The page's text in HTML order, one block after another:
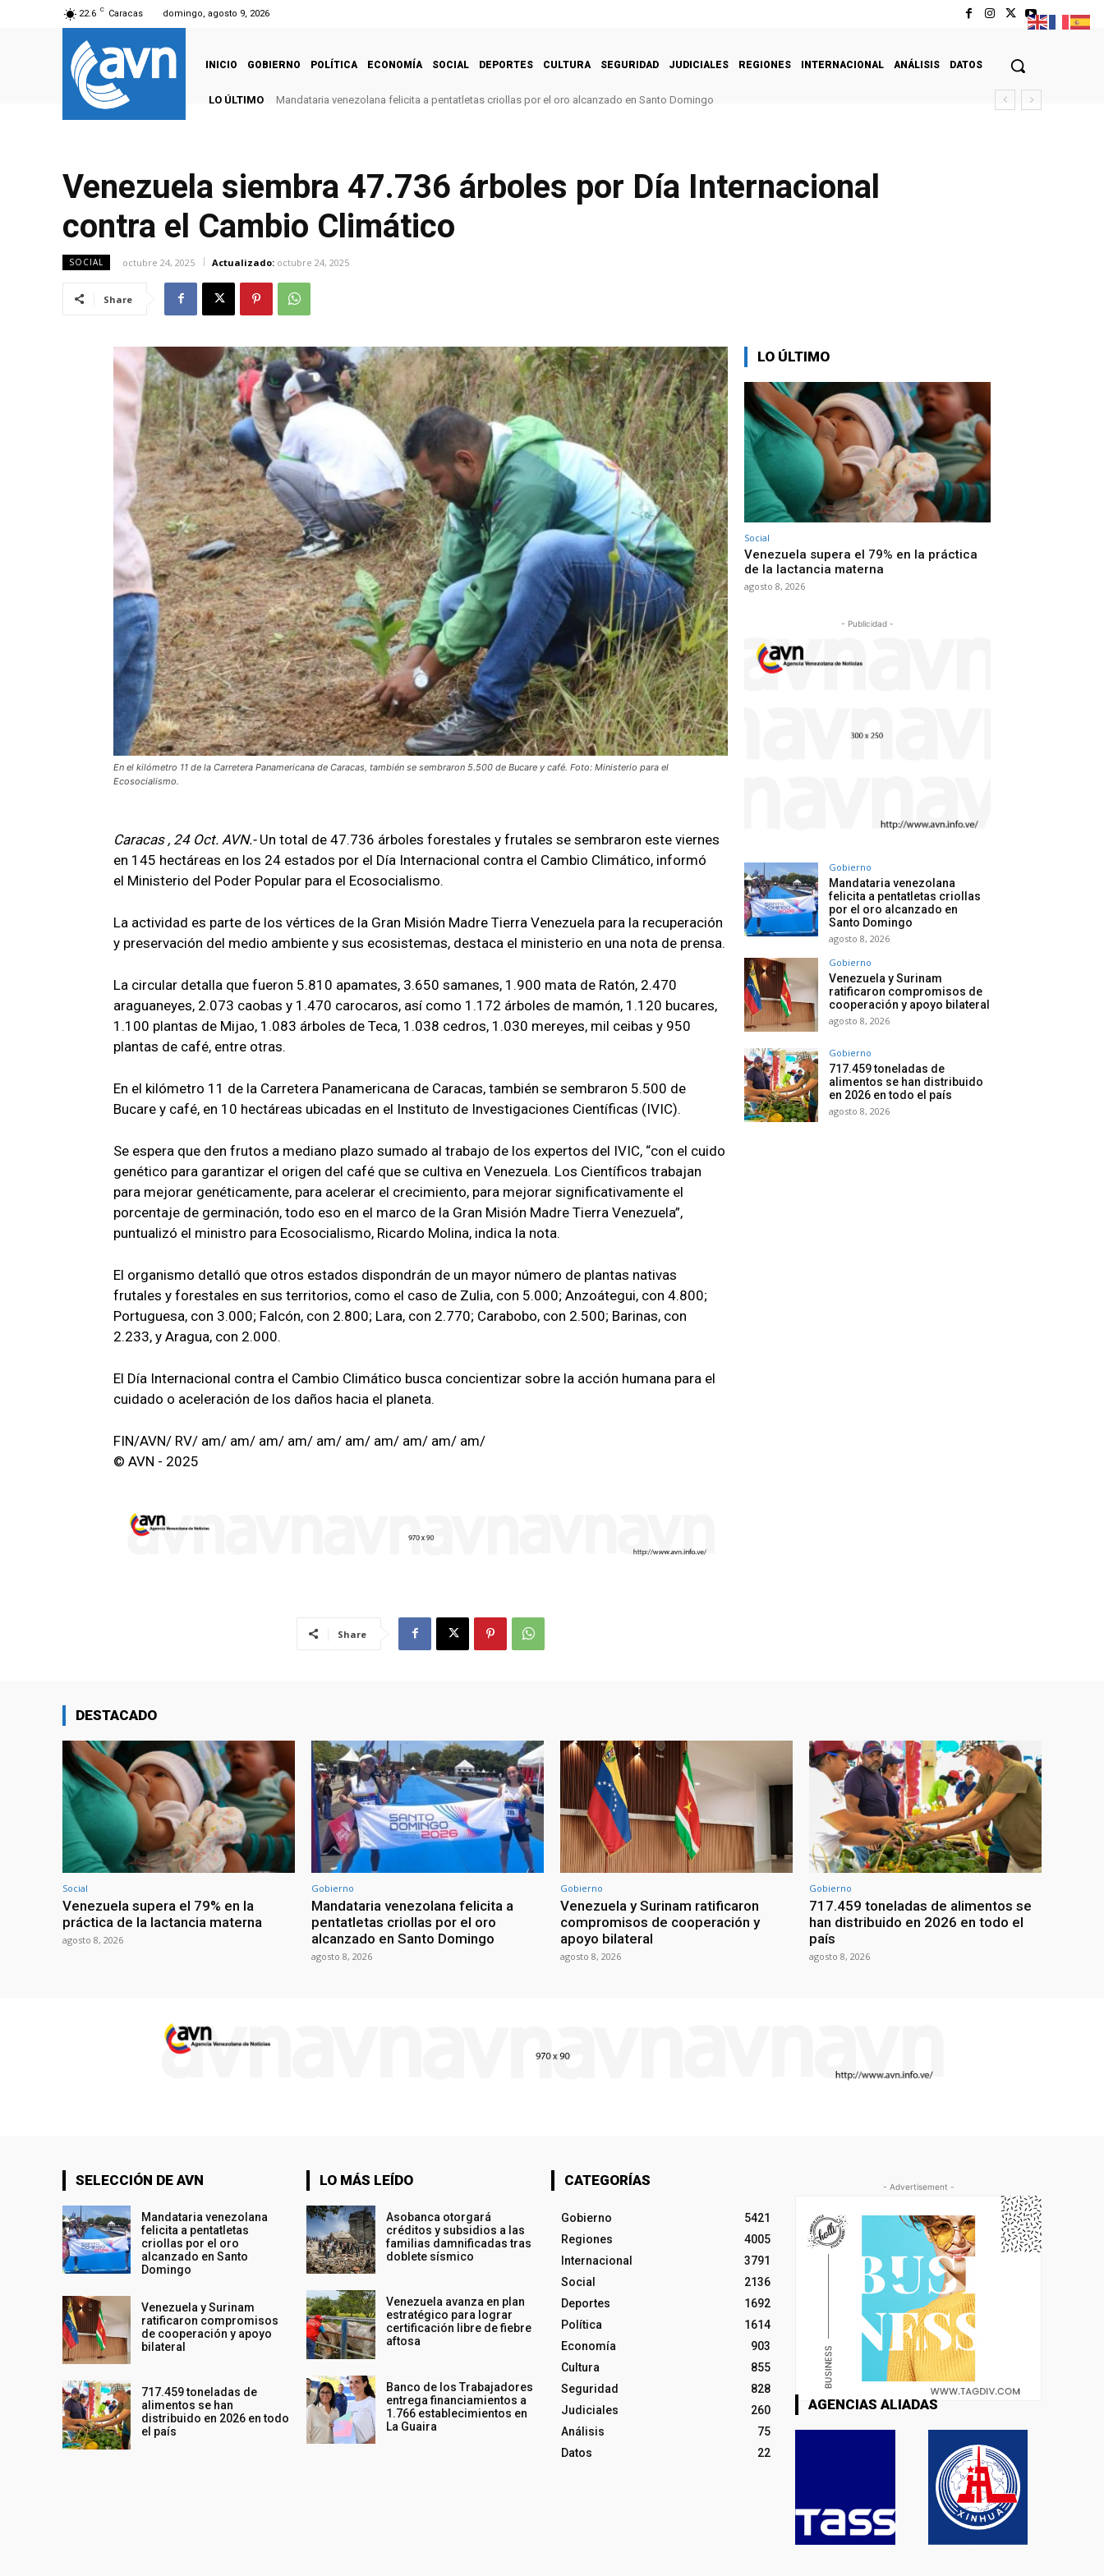
22.6 C Caracas domingo, agosto 9, 2026
INICIO GOBIERNO POLÍTICA ECONOMÍA SOCIAL DEPORTES CULTURA SEGURIDAD JUDICIALES REGIONES INTERNACIONAL ANÁLISIS DATOS
LO ÚLTIMO Mandataria venezolana felicita a pentatletas criollas por el oro alcanzado en Santo Domingo
Venezuela siembra 47.736 árboles por Día Internacional
contra el Cambio Climático
SOCIAL octubre 24, 2025 Actualizado: octubre 24, 2025
Share
En el kilómetro 11 de la Carretera Panamericana de Caracas, también se sembraron 5.500 de Bucare y café. Foto: Ministerio para el
Ecosocialismo.
Caracas , 24 Oct. AVN.- Un total de 47.736 árboles forestales y frutales se sembraron este viernes
en 145 hectáreas en los 24 estados por el Día Internacional contra el Cambio Climático, informó
el Ministerio del Poder Popular para el Ecosocialismo.
La actividad es parte de los vértices de la Gran Misión Madre Tierra Venezuela para la recuperación
y preservación del medio ambiente y sus ecosistemas, destaca el ministerio en una nota de prensa.
La circular detalla que fueron 5.810 apamates, 3.650 samanes, 1.900 mata de Ratón, 2.470
araguaneyes, 2.073 caobas y 1.470 carocaros, así como 1.172 árboles de mamón, 1.120 bucares,
1.100 plantas de Mijao, 1.083 árboles de Teca, 1.038 cedros, 1.030 mereyes, mil ceibas y 950
plantas de café, entre otras.
En el kilómetro 11 de la Carretera Panamericana de Caracas, también se sembraron 5.500 de
Bucare y café, en 10 hectáreas ubicadas en el Instituto de Investigaciones Científicas (IVIC).
Se espera que den frutos a mediano plazo sumado al trabajo de los expertos del IVIC, “con el cuido
genético para garantizar el origen del café que se cultiva en Venezuela. Los Científicos trabajan
para mejorar genéticamente, para acelerar el crecimiento, para mejorar significativamente el
porcentaje de germinación, todo eso en el marco de la Gran Misión Madre Tierra Venezuela”,
puntualizó el ministro para Ecosocialismo, Ricardo Molina, indica la nota.
El organismo detalló que otros estados dispondrán de un mayor número de plantas nativas
frutales y forestales en sus territorios, como el caso de Zulia, con 5.000; Anzoátegui, con 4.800;
Portuguesa, con 3.000; Falcón, con 2.800; Lara, con 2.770; Carabobo, con 2.500; Barinas, con
2.233, y Aragua, con 2.000.
El Día Internacional contra el Cambio Climático busca concientizar sobre la acción humana para el
cuidado o aceleración de los daños hacia el planeta.
FIN/AVN/ RV/ am/ am/ am/ am/ am/ am/ am/ am/ am/ am/
© AVN - 2025
Share
LO ÚLTIMO
Social
Venezuela supera el 79% en la práctica
de la lactancia materna
agosto 8, 2026
- Publicidad -
Gobierno
Mandataria venezolana
felicita a pentatletas criollas
por el oro alcanzado en
Santo Domingo
agosto 8, 2026
Gobierno
Venezuela y Surinam
ratificaron compromisos de
cooperación y apoyo bilateral
agosto 8, 2026
Gobierno
717.459 toneladas de
alimentos se han distribuido
en 2026 en todo el país
agosto 8, 2026
DESTACADO
Social
Venezuela supera el 79% en la
práctica de la lactancia materna
agosto 8, 2026
Gobierno
Mandataria venezolana felicita a
pentatletas criollas por el oro
alcanzado en Santo Domingo
agosto 8, 2026
Gobierno
Venezuela y Surinam ratificaron
compromisos de cooperación y
apoyo bilateral
agosto 8, 2026
Gobierno
717.459 toneladas de alimentos se
han distribuido en 2026 en todo el
país
agosto 8, 2026
SELECCIÓN DE AVN
Mandataria venezolana
felicita a pentatletas
criollas por el oro
alcanzado en Santo
Domingo
Venezuela y Surinam
ratificaron compromisos
de cooperación y apoyo
bilateral
717.459 toneladas de
alimentos se han
distribuido en 2026 en todo
el país
LO MÁS LEÍDO
Asobanca otorgará
créditos y subsidios a las
familias damnificadas tras
doblete sísmico
Venezuela avanza en plan
estratégico para lograr
certificación libre de fiebre
aftosa
Banco de los Trabajadores
entrega financiamientos a
1.766 establecimientos en
La Guaira
CATEGORÍAS
Gobierno
5421
Regiones
4005
Internacional
3791
Social
2136
Deportes
1692
Política
1614
Economía
903
Cultura
855
Seguridad
828
Judiciales
260
Análisis
75
Datos
22
- Advertisement -
AGENCIAS ALIADAS